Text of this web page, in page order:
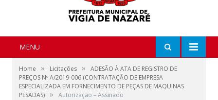
MENU
Home » Licitações »
ADESÃO À ATA DE REGISTRO DE
PREÇOS Nº A/2019-006 (CONTRATAÇÃO DE EMPRESA
ESPECIALIZADA EM FORNECIMENTO DE PEÇAS DE MAQUINAS
PESADAS) » Autorização – Assinado